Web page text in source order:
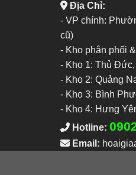
Địa Chỉ:
- VP chính:
cũ)
- Kho phân phối
- Kho 1: Thủ Đức,
- Kho 2: Quảng
- Kho 3: Bình
- Kho 4: Hưng
Hotline:
Email: